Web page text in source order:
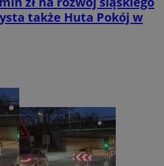
także Huta Pokój w